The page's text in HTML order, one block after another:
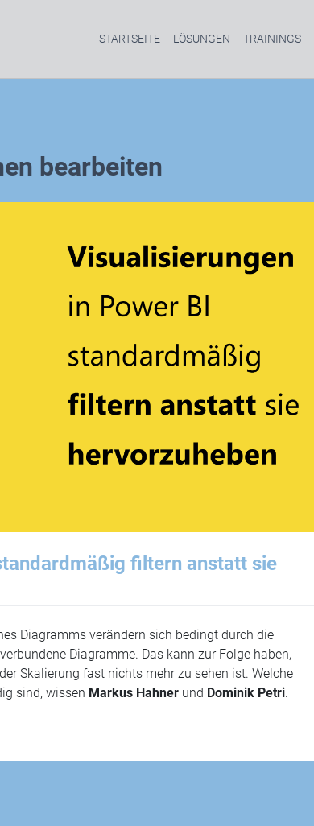
STARTSEITE LÖSUNGEN TRAININGS
bearbeiten
filtern anstatt sie
Diagramms verändern sich bedingt durch die
Diagramme. Das kann zur Folge haben,
Skalierung fast nichts mehr zu sehen ist. Welche
sind, wissen Markus Hahner und Dominik Petri.